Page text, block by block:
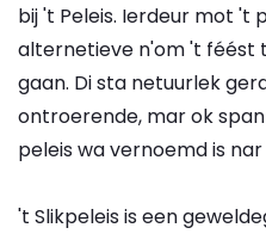
bij 't Peleis. Ierdeur mot 't
alternetieve n'om 't féést
gaan. Di sta netuurlek
ontroerende, mar ok
peleis wa vernoemd is nar
't Slikpeleis is een